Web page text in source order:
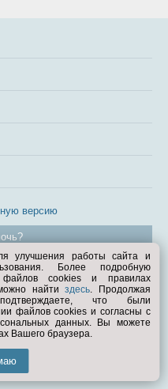
версию
улучшения работы сайта и
Более подробную
cookies и правилах
найтиздесь. Продолжая
что были
файлов cookies и согласны с
данных. Вы можете
Вашего браузера.